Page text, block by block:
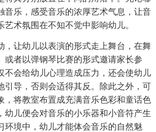
乐，感受音乐的浓厚艺术气息，让音
术氛围在不知不觉中影响幼儿。
，让幼儿以表演的形式走上舞台，在舞
者以弹钢琴比赛的形式邀请家长参
不会给幼儿心理造成压力，还会使幼儿
引导，否则会适得其反。除此之外，可
，将教室布置成充满音乐色彩和童话色
儿便会对音乐的小乐器和小音符产生
环境中，幼儿才能体会音乐的自然魅